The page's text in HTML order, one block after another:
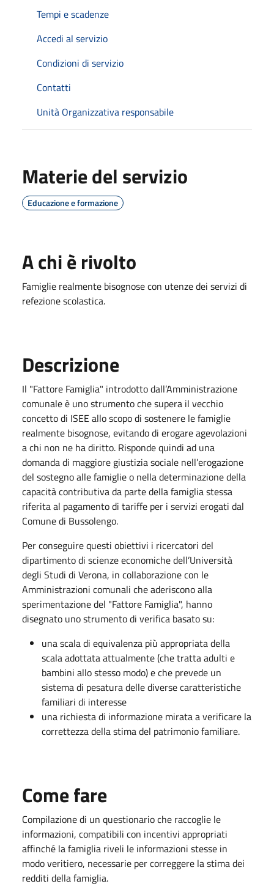
Tempi e scadenze
Accedi al servizio
Condizioni di servizio
Contatti
Unità Organizzativa responsabile
Materie del servizio
Educazione e formazione
A chi è rivolto
Famiglie realmente bisognose con utenze dei servizi di
refezione scolastica.
Descrizione
Il "Fattore Famiglia" introdotto dall’Amministrazione
comunale è uno strumento che supera il vecchio
concetto di ISEE allo scopo di sostenere le famiglie
realmente bisognose, evitando di erogare agevolazioni
a chi non ne ha diritto. Risponde quindi ad una
domanda di maggiore giustizia sociale nell’erogazione
del sostegno alle famiglie o nella determinazione della
capacità contributiva da parte della famiglia stessa
riferita al pagamento di tariffe per i servizi erogati dal
Comune di Bussolengo.
Per conseguire questi obiettivi i ricercatori del
dipartimento di scienze economiche dell’Università
degli Studi di Verona, in collaborazione con le
Amministrazioni comunali che aderiscono alla
sperimentazione del "Fattore Famiglia", hanno
disegnato uno strumento di verifica basato su:
una scala di equivalenza più appropriata della
scala adottata attualmente (che tratta adulti e
bambini allo stesso modo) e che prevede un
sistema di pesatura delle diverse caratteristiche
familiari di interesse
una richiesta di informazione mirata a verificare la
correttezza della stima del patrimonio familiare.
Come fare
Compilazione di un questionario che raccoglie le
informazioni, compatibili con incentivi appropriati
affinché la famiglia riveli le informazioni stesse in
modo veritiero, necessarie per correggere la stima dei
redditi della famiglia.